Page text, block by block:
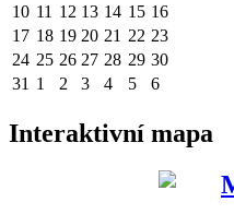
10 11 12 13 14 15 16
17 18 19 20 21 22 23
24 25 26 27 28 29 30
31 1 2 3 4 5 6
Interaktivní mapa